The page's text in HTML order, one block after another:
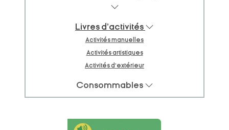
Livres d'activités
Activités manuelles
Activités artistiques
Activités d'extérieur
Consommables